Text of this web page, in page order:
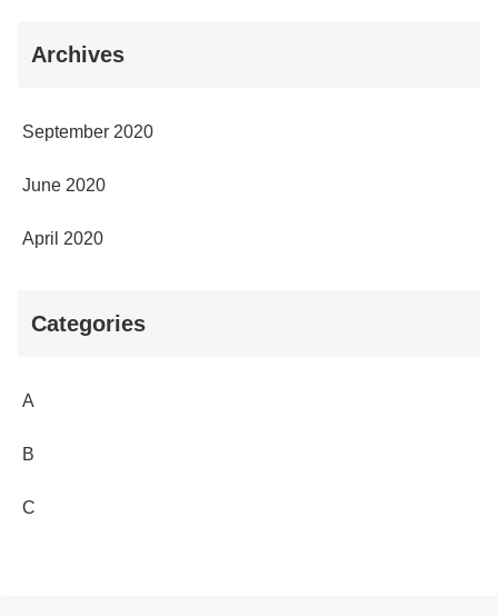
Archives
September 2020
June 2020
April 2020
Categories
A
B
C